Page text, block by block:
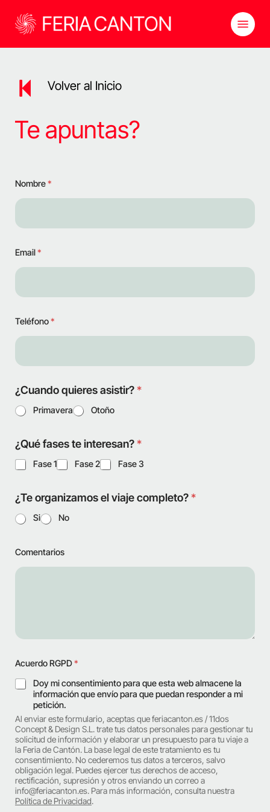
content
Menu
Volver al Inicio
Te apuntas?
Nombre*
Email*
Teléfono*
¿Cuando quieres asistir?*
Primavera Otoño
¿Qué fases te interesan?*
Fase 1 Fase 2 Fase 3
¿Te organizamos el viaje completo?*
Si No
Comentarios
c
u
e
o
c
o
m
p
l
e
t
Acuerdo RGPD*
Doy mi consentimiento para que esta web almacene la
información que envío para que puedan responder a mi
petición.
Al enviar este formulario, aceptas que feriacanton.es / 11dos
Concept & Design S.L. trate tus datos personales para gestionar tu
solicitud de información y elaborar un presupuesto para tu viaje a
la Feria de Cantón. La base legal de este tratamiento es tu
consentimiento. No cederemos tus datos a terceros, salvo
obligación legal. Puedes ejercer tus derechos de acceso,
rectificación, supresión y otros enviando un correo a
info@feriacanton.es. Para más información, consulta nuestra
Política de Privacidad.